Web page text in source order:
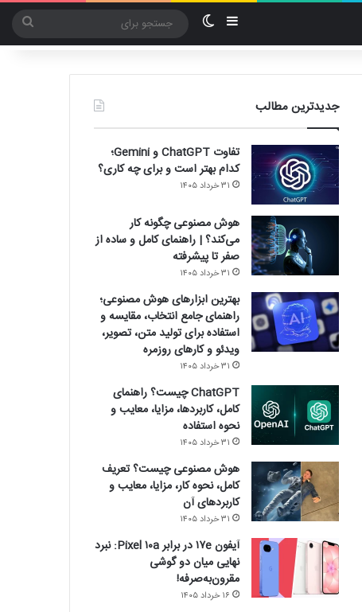
سایدبار تغییر پوسته
برای
جدیدترین مطالب
تفاوت ChatGPT و Gemini؛
کدام بهتر است و برای چه کاری؟
۳۱ خرداد ۱۴۰۵
هوش مصنوعی چگونه کار
می‌کند؟ | راهنمای کامل و ساده از
صفر تا پیشرفته
۳۱ خرداد ۱۴۰۵
بهترین ابزارهای هوش مصنوعی؛
راهنمای جامع انتخاب، مقایسه و
استفاده برای تولید متن، تصویر،
ویدئو و کارهای روزمره
۳۱ خرداد ۱۴۰۵
ChatGPT چیست؟ راهنمای
کامل، کاربردها، مزایا، معایب و
نحوه استفاده
۳۱ خرداد ۱۴۰۵
هوش مصنوعی چیست؟ تعریف
کامل، نحوه کار، مزایا، معایب و
کاربردهای آن
۳۱ خرداد ۱۴۰۵
آیفون ۱۷e در برابر Pixel ۱۰a: نبرد
نهایی میان دو گوشی
مقرون‌به‌صرفه!
۱۶ خرداد ۱۴۰۵